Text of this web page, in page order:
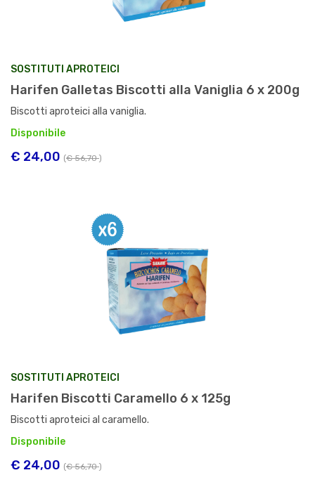
SOSTITUTI APROTEICI
Harifen Galletas Biscotti alla Vaniglia 6 x 200g
Biscotti aproteici alla vaniglia.
Disponibile
€ 24,00 (€ 56,70)
SOSTITUTI APROTEICI
Harifen Biscotti Caramello 6 x 125g
Biscotti aproteici al caramello.
Disponibile
€ 24,00 (€ 56,70)